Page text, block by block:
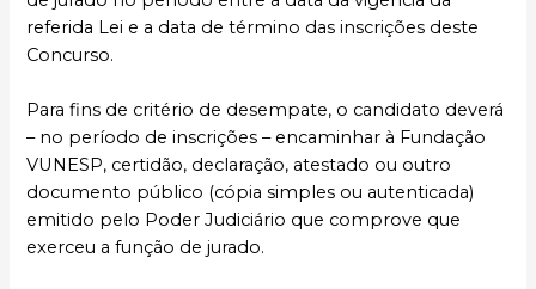
referida Lei e a data de término das inscrições deste
Concurso.
Para fins de critério de desempate, o candidato deverá
– no período de inscrições – encaminhar à Fundação
VUNESP, certidão, declaração, atestado ou outro
documento público (cópia simples ou autenticada)
emitido pelo Poder Judiciário que comprove que
exerceu a função de jurado.